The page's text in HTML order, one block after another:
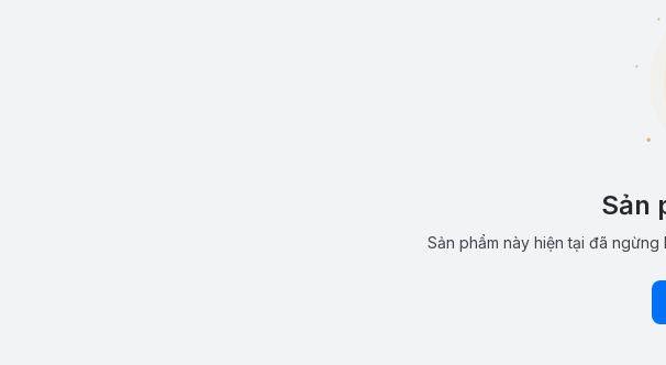
Sản
Sản phẩm này hiện tại đã